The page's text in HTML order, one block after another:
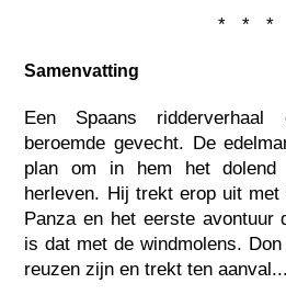
* * *
Samenvatting
Een Spaans
beroemde gevecht. De
plan om in hem het dolend
herleven. Hij trekt erop uit
Panza en het eerste avontuur
is dat met de windmolens.
reuzen zijn en trekt ten aanval...